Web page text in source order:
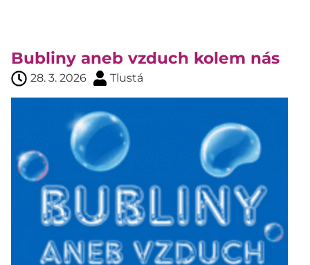
Bubliny aneb vzduch kolem nás
28. 3. 2026 Tlustá